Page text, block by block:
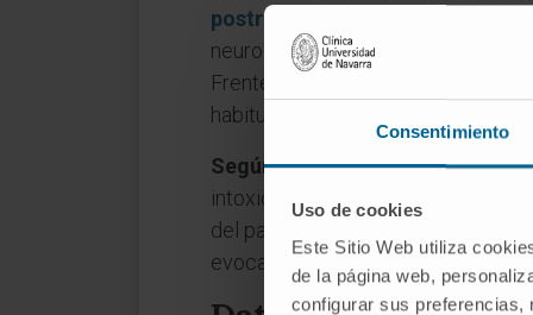
Consentimiento
Uso de cookies
Este Sitio Web utiliza
de la página web,
configurar sus preferencias,
postraumática
es una de las
neurodegenerativas. La
Frente a ellas, la
habitualmente vinculado a
Según la extensión.Laamnesia
intoxicación etílica o de un
del paciente. La terminología
evocación (equivalente a la